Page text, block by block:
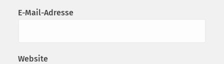
E-Mail-Adresse
Website